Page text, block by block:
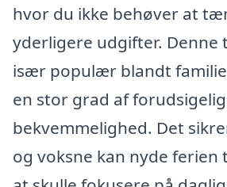
hvor du ikke behøver at
yderligere udgifter. Denne
især populær blandt
en stor grad af
bekvemmelighed. Det
og voksne kan nyde ferien